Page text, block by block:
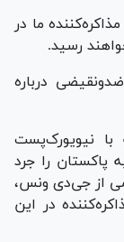
ما در
رسید.
درباره
با نیویورک‌پست
پاکستان را جرد
از جی‌دی ونس،
در این